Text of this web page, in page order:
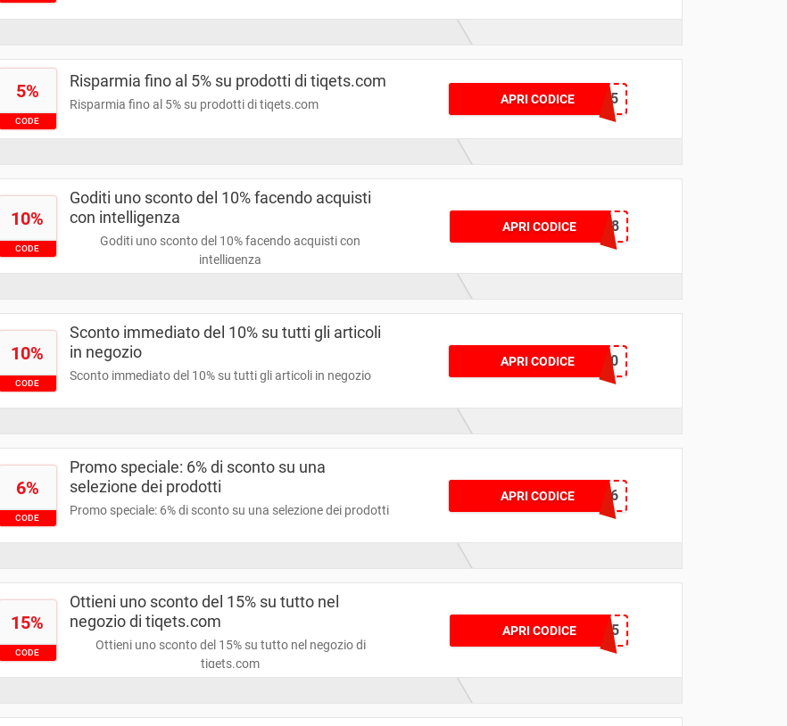
5%
CODE
Risparmia fino al 5% su prodotti di tiqets.com
Risparmia fino al 5% su prodotti di tiqets.com APRI CODICEDADSDAY5
10%
CODE
Goditi uno sconto del 10% facendo acquisti
con intelligenza
Goditi uno sconto del 10% facendo acquisti con
intelligenza
APRI CODICE
TIQETSBLC8
10%
CODE
Sconto immediato del 10% su tutti gli articoli
in negozio
Sconto immediato del 10% su tutti gli articoli in negozio
APRI CODICE
ADMICITY10
6%
CODE
Promo speciale: 6% di sconto su una
selezione dei prodotti
Promo speciale: 6% di sconto su una selezione dei prodotti
APRI CODICEGURU6
15%
CODE
Ottieni uno sconto del 15% su tutto nel
negozio di tiqets.com
Ottieni uno sconto del 15% su tutto nel negozio di
tiqets.com
APRI CODICE
TIQETSUNION15